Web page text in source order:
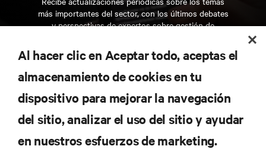
más importantes del sector, con los últimos debates
y perspectivas de expertos sobre gestión de
REGÍSTRATE AHORA
SOPORTE
Al hacer clic en Aceptar todo, aceptas el
almacenamiento de cookies en tu
dispositivo para mejorar la navegación
del sitio, analizar el uso del sitio y ayudar
en nuestros esfuerzos de marketing.